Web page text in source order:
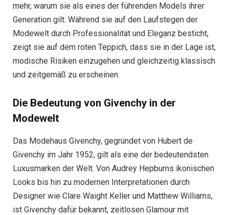
mehr, warum sie als eines der führenden Models ihrer
Generation gilt. Während sie auf den Laufstegen der
Modewelt durch Professionalität und Eleganz besticht,
zeigt sie auf dem roten Teppich, dass sie in der Lage ist,
modische Risiken einzugehen und gleichzeitig klassisch
und zeitgemäß zu erscheinen.
Die Bedeutung von Givenchy in der
Modewelt
Das Modehaus Givenchy, gegründet von Hubert de
Givenchy im Jahr 1952, gilt als eine der bedeutendsten
Luxusmarken der Welt. Von Audrey Hepburns ikonischen
Looks bis hin zu modernen Interpretationen durch
Designer wie Clare Waight Keller und Matthew Williams,
ist Givenchy dafür bekannt, zeitlosen Glamour mit